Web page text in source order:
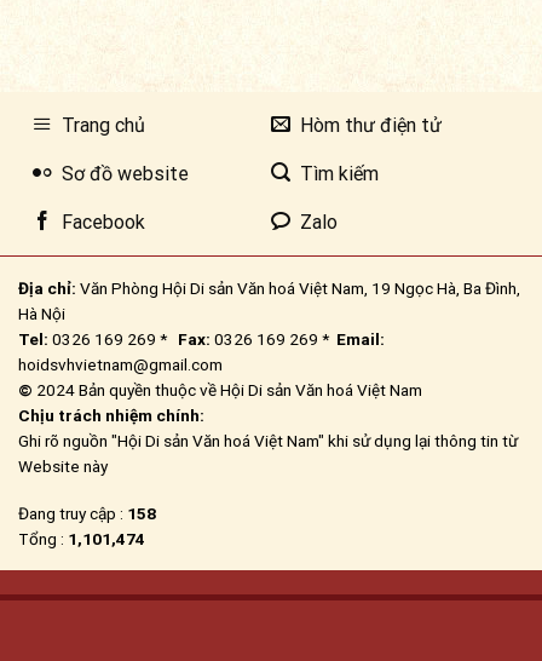
Trang chủ Hòm thư điện tử
Sơ đồ website Tìm kiếm
Facebook Zalo
Địa chỉ: Văn Phòng Hội Di sản Văn hoá Việt Nam, 19 Ngọc Hà, Ba Đình,
Hà Nội
Tel: 0326 169 269 * Fax: 0326 169 269 *Email:
hoidsvhvietnam@gmail.com
© 2024 Bản quyền thuộc về Hội Di sản Văn hoá Việt Nam
Chịu trách nhiệm chính:
Ghi rõ nguồn "Hội Di sản Văn hoá Việt Nam" khi sử dụng lại thông tin từ
Website này
Đang truy cập : 158
Tổng : 1,101,474